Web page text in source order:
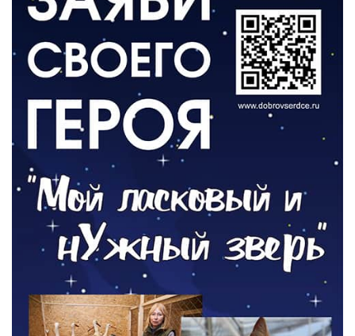
«Второй старт» для ветеранов СВО
РАЗЪЯСНЯЕМ
Контракт с новой выплатой
05.08.2026